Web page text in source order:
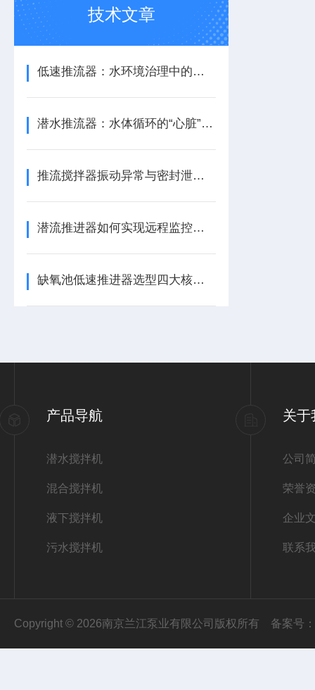
技术文章
低速推流器：水环境治理中的水流循环助力设备
潜水推流器：水体循环的“心脏”与生化反应的推动者
推流搅拌器振动异常与密封泄漏的快速诊断与应急处理
潜流推进器如何实现远程监控与预测性维护？
缺氧池低速推进器选型四大核心参数指南
产品导航
潜水搅拌机
混合搅拌机
液下搅拌机
污水搅拌机
关于
公司
荣誉
企业
联系
Copyright © 2026南京兰江泵业有限公司版权所有 备案号